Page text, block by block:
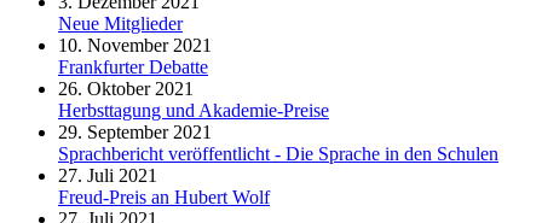
Neue Mitglieder
10. November 2021
Frankfurter Debatte
26. Oktober 2021
Herbsttagung und Akademie-Preise
29. September 2021
Sprachbericht veröffentlicht - Die Sprache in den Schulen
27. Juli 2021
Freud-Preis an Hubert Wolf
27. Juli 2021